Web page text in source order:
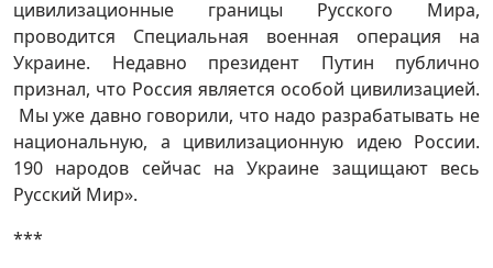
цивилизационные границы Русского Мира,
проводится Специальная военная операция на
Украине. Недавно президент Путин публично
признал, что Россия является особой цивилизацией.
Мы уже давно говорили, что надо разрабатывать не
национальную, а цивилизационную идею России.
190 народов сейчас на Украине защищают весь
Русский Мир».
***